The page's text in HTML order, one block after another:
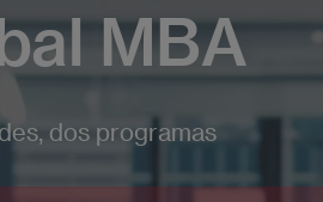
MBA
dos programas